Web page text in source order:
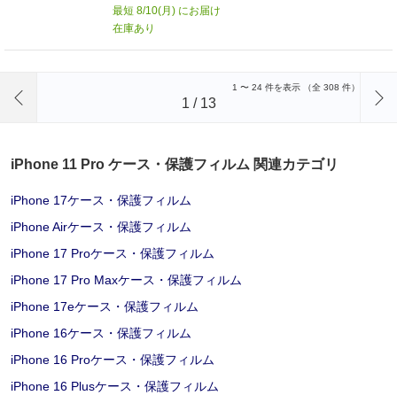
最短 8/10(月) にお届け
在庫あり
1 〜 24 件を表示 （全 308 件）
1 / 13
iPhone 11 Pro ケース・保護フィルム 関連カテゴリ
iPhone 17ケース・保護フィルム
iPhone Airケース・保護フィルム
iPhone 17 Proケース・保護フィルム
iPhone 17 Pro Maxケース・保護フィルム
iPhone 17eケース・保護フィルム
iPhone 16ケース・保護フィルム
iPhone 16 Proケース・保護フィルム
iPhone 16 Plusケース・保護フィルム